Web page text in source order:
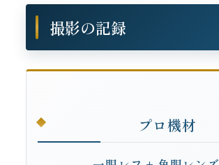
撮影の記録
プロ機材